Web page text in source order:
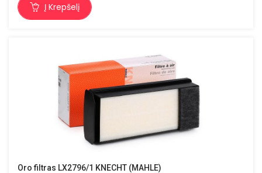
Į Krepšelį
Oro filtras LX2796/1 KNECHT (MAHLE)